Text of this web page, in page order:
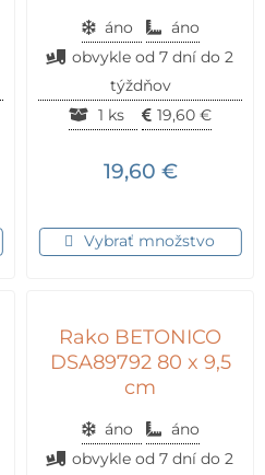
áno
áno
obvykle od 7 dní do 2
týždňov
1 ks
19,60 €
19,60 €
Vybrať množstvo
Rako BETONICO
DSA89792 80 x 9,5
cm
áno
áno
obvykle od 7 dní do 2